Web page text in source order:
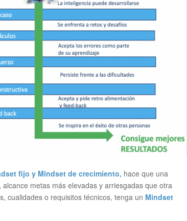
fijo y Mindset de crecimiento, hace que una
alcance metas más elevadas y arriesgadas que otra
cualidades o requisitos técnicos, tenga un Mindset